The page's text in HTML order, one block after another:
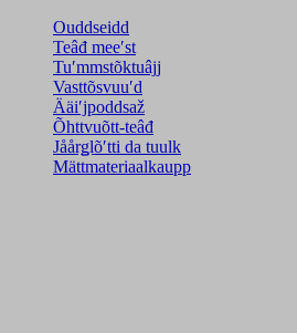
Ouddseidd
Teâđ meeʹst
Tuʹmmstõktuâjj
Vasttõsvuuʹd
Ääiʹjpoddsaž
Õhttvuõtt-teâđ
Jåårǥlõʹtti da tuulk
Mättmateriaalkaupp